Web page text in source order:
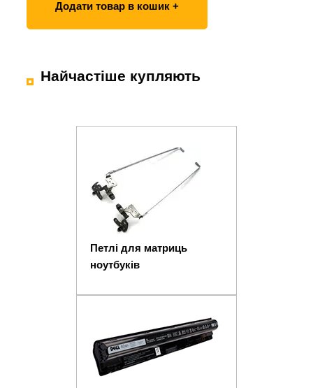
Додати товар в кошик +
Найчастіше купляють
Петлі для матриць
ноутбуків